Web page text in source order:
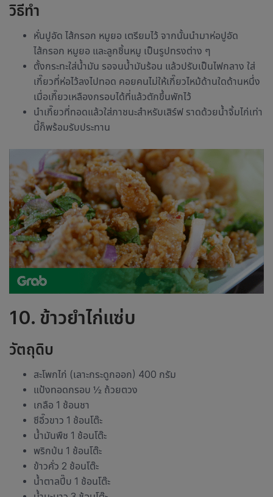
วิธีทำ
หั่นปูอัด ไส้กรอก หมูยอ เตรียมไว้ จากนั้นนำมาห่อปูอัด
ไส้กรอก หมูยอ และลูกชิ้นหมู เป็นรูปทรงต่าง ๆ
ตั้งกระทะใส่น้ำมัน รอจนน้ำมันร้อน แล้วปรับเป็นไฟกลาง ใส่
เกี๊ยวที่ห่อไว้ลงไปทอด คอยคนไม่ให้เกี๊ยวไหม้ด้านใดด้านหนึ่ง
เมื่อเกี๊ยวเหลืองกรอบได้ที่แล้วตักขึ้นพักไว้
นำเกี๊ยวที่ทอดแล้วใส่ภาชนะสำหรับเสิร์ฟ ราดด้วยน้ำจิ้มไก่เท่า
นี้ก็พร้อมรับประทาน
10. ข้าวยำไก่แซ่บ
วัตถุดิบ
สะโพกไก่ (เลาะกระดูกออก) 400 กรัม
แป้งทอดกรอบ ½ ถ้วยตวง
เกลือ 1 ช้อนชา
ซีอี๊วขาว 1 ช้อนโต๊ะ
น้ำมันพืช 1 ช้อนโต๊ะ
พริกป่น 1 ช้อนโต๊ะ
ข้าวคั่ว 2 ช้อนโต๊ะ
น้ำตาลปี๊บ 1 ช้อนโต๊ะ